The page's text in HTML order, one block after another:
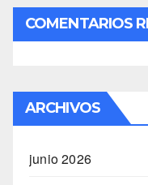
COMENTARIOS
ARCHIVOS
junio 2026